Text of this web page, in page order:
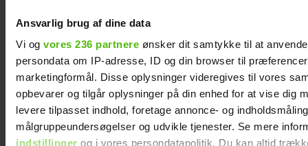
Ansvarlig brug af dine data
Vi og vores 236 partnere ønsker dit samtykke til at
persondata om IP-adresse, ID og din browser til
marketingformål. Disse oplysninger videregives til vores
opbevarer og tilgår oplysninger på din enhed for at vise dig
levere tilpasset indhold, foretage annonce- og
målgruppeundersøgelser og udvikle tjenester. Se mere
indstillinger og i vores persondatapolitik. Du kan altid
Jeg valgte at blive skilt fra min mand - da jeg
en dag gik forbi hans hus, fik jeg et chok